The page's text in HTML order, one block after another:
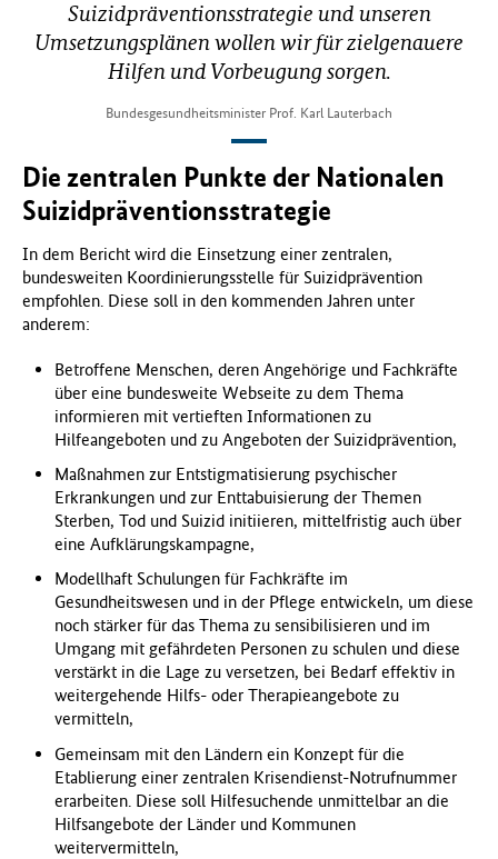
Suizidpräventionsstrategie und unseren
Umsetzungsplänen wollen wir für zielgenauere
Hilfen und Vorbeugung sorgen.
Bundesgesundheitsminister Prof. Karl Lauterbach
Die zentralen Punkte der Nationalen
Suizidpräventionsstrategie
In dem Bericht wird die Einsetzung einer zentralen,
bundesweiten Koordinierungsstelle für Suizidprävention
empfohlen. Diese soll in den kommenden Jahren unter
anderem:
Betroffene Menschen, deren Angehörige und Fachkräfte
über eine bundesweite Webseite zu dem Thema
informieren mit vertieften Informationen zu
Hilfeangeboten und zu Angeboten der Suizidprävention,
Maßnahmen zur Entstigmatisierung psychischer
Erkrankungen und zur Enttabuisierung der Themen
Sterben, Tod und Suizid initiieren, mittelfristig auch über
eine Aufklärungskampagne,
Modellhaft Schulungen für Fachkräfte im
Gesundheitswesen und in der Pflege entwickeln, um diese
noch stärker für das Thema zu sensibilisieren und im
Umgang mit gefährdeten Personen zu schulen und diese
verstärkt in die Lage zu versetzen, bei Bedarf effektiv in
weitergehende Hilfs- oder Therapieangebote zu
vermitteln,
Gemeinsam mit den Ländern ein Konzept für die
Etablierung einer zentralen Krisendienst-Notrufnummer
erarbeiten. Diese soll Hilfesuchende unmittelbar an die
Hilfsangebote der Länder und Kommunen
weitervermitteln,